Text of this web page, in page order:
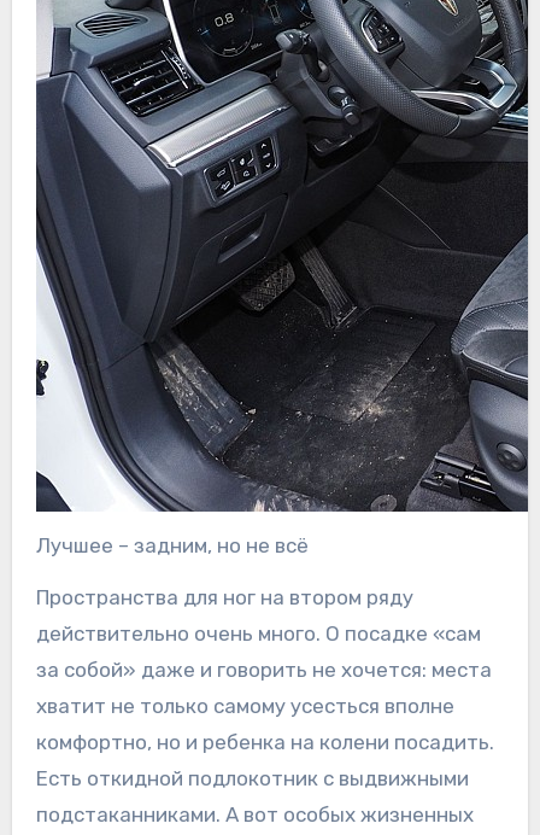
Лучшее – задним, но не всё
Пространства для ног на втором ряду
действительно очень много. О посадке «сам
за собой» даже и говорить не хочется: места
хватит не только самому усесться вполне
комфортно, но и ребенка на колени посадить.
Есть откидной подлокотник с выдвижными
подстаканниками. А вот особых жизненных